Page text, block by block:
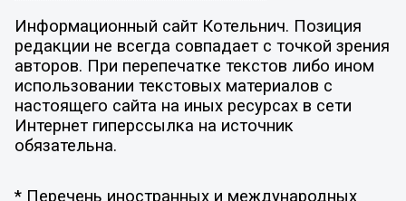
Информационный сайт Котельнич. Позиция
редакции не всегда совпадает с точкой зрения
авторов. При перепечатке текстов либо ином
использовании текстовых материалов с
настоящего сайта на иных ресурсах в сети
Интернет гиперссылка на источник
обязательна.
* Перечень иностранных и международных